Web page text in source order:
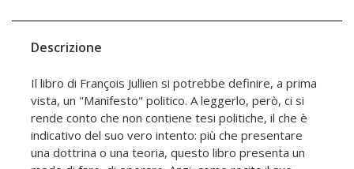
Descrizione
Il libro di François Jullien si potrebbe definire, a prima
vista, un "Manifesto" politico. A leggerlo, però, ci si
rende conto che non contiene tesi politiche, il che è
indicativo del suo vero intento: più che presentare
una dottrina o una teoria, questo libro presenta un